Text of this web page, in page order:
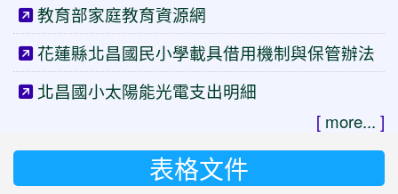
教育部家庭教育資源網
花蓮縣北昌國民小學載具借用機制與保管辦法
北昌國小太陽能光電支出明細
[ more... ]
表格文件